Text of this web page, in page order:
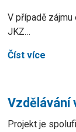
V případě
JKZ…
Číst více
Vzdělávání
Projekt je